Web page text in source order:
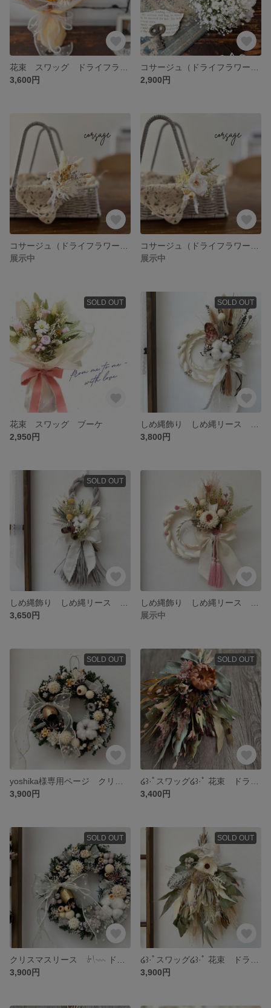
3,600円
2,900円
展示中
展示中
SOLD OUT
花束 スワッグ ブーケ
2,950円
SOLD OUT
3,800円
SOLD OUT
3,650円
展示中
SOLD OUT
3,900円
SOLD OUT
3,400円
SOLD OUT
3,900円
SOLD OUT
3,900円